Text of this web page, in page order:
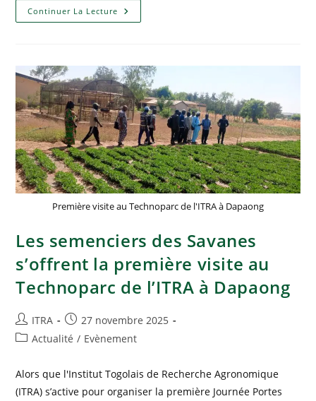
Continuer La Lecture
Première visite au Technoparc de l'ITRA à Dapaong
Les semenciers des Savanes
s’offrent la première visite au
Technoparc de l’ITRA à Dapaong
ITRA
27 novembre 2025
Actualité / Evènement
Alors que l'Institut Togolais de Recherche Agronomique
(ITRA) s’active pour organiser la première Journée Portes